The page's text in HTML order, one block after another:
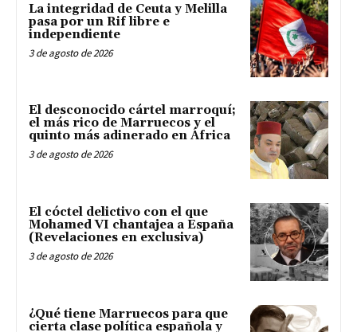
La integridad de Ceuta y Melilla
pasa por un Rif libre e
independiente
3 de agosto de 2026
El desconocido cártel marroquí;
el más rico de Marruecos y el
quinto más adinerado en África
3 de agosto de 2026
El cóctel delictivo con el que
Mohamed VI chantajea a España
(Revelaciones en exclusiva)
3 de agosto de 2026
¿Qué tiene Marruecos para que
cierta clase política española y